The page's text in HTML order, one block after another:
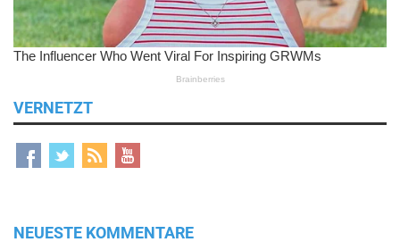
VERNETZT
NEUESTE KOMMENTARE